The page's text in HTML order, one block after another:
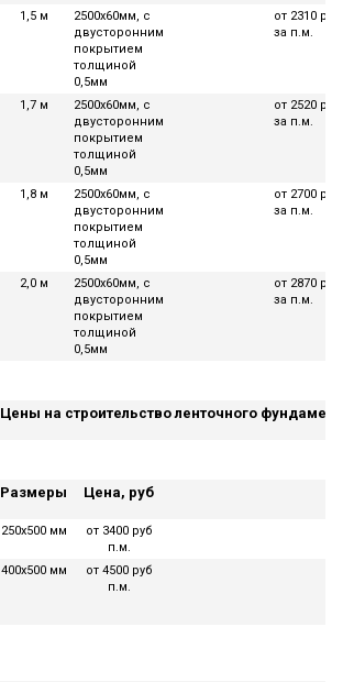
1,5 м
2500х60мм, с
двусторонним
покрытием
толщиной
0,5мм
от 2310 руб
за п.м.
1,7 м
2500х60мм, с
двусторонним
покрытием
толщиной
0,5мм
от 2520 руб
за п.м.
1,8 м
2500х60мм, с
двусторонним
покрытием
толщиной
0,5мм
от 2700 руб
за п.м.
2,0 м
2500х60мм, с
двусторонним
покрытием
толщиной
0,5мм
от 2870 руб
за п.м.
Цены на строительство ленточного
Размеры Цена, руб
250х500 мм
от 3400 руб
п.м.
400х500 мм
от 4500 руб
п.м.